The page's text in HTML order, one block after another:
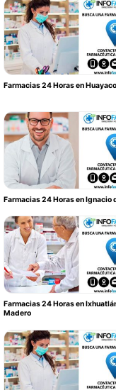
Farmacias 24 Horas en
Farmacias 24 Horas en Ignacio
Farmacias 24 Horas en
Madero